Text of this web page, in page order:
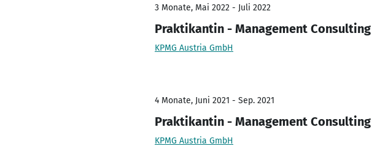
3 Monate, Mai 2022 - Juli 2022
Praktikantin - Management Consulting
KPMG Austria GmbH
4 Monate, Juni 2021 - Sep. 2021
Praktikantin - Management Consulting
KPMG Austria GmbH